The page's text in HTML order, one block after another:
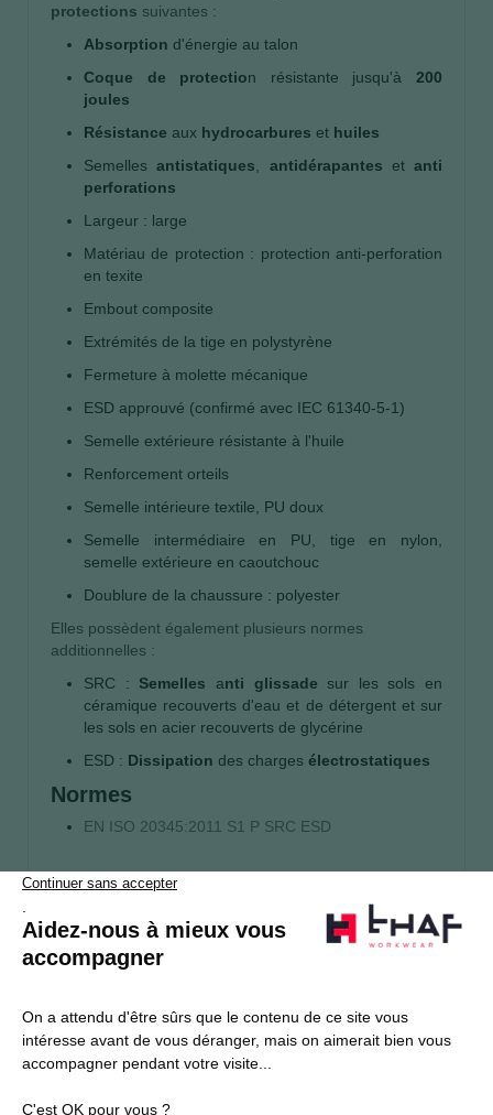
protections suivantes :
Absorption d'énergie au talon
Coque de protection résistante jusqu'à200
joules
Résistance aux hydrocarbures et huiles
Semellesantistatiques antidérapantes et anti
perforations
Largeur : large
Matériau de protection : protection anti-perforation
en texite
Embout composite
Extrémités de la tige en polystyrène
Fermeture à molette mécanique
ESD approuvé (confirmé avec IEC 61340-5-1)
Semelle extérieure résistante à l'huile
Renforcement orteils
Semelle intérieure textile, PU doux
Semelle intermédiaire en PU, tige en nylon,
semelle extérieure en caoutchouc
Doublure de la chaussure : polyester
Elles possèdent également plusieurs normes
additionnelles :
SRC : Semelles anti glissade sur les sols en
céramique recouverts d'eau et de détergent et sur
les sols en acier recouverts de glycérine
ESD : Dissipation des charges électrostatiques
Normes
EN ISO 20345:2011 S1 P SRC ESD
Je souhaite m'inscrire à la newsletter Thaf Workwear